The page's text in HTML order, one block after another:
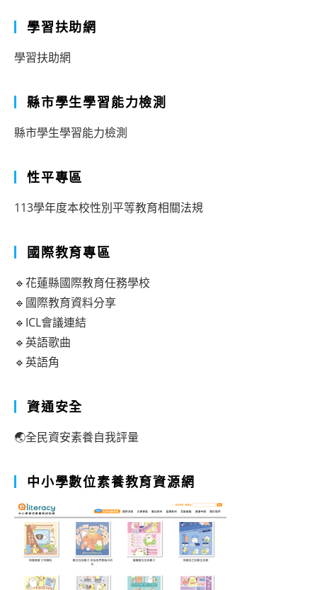
學習扶助網
學習扶助網
縣市學生學習能力檢測
縣市學生學習能力檢測
性平專區
113學年度本校性別平等教育相關法規
國際教育專區
🔹花蓮縣國際教育任務學校
🔹國際教育資料分享
🔹ICL會議連結
🔹英語歌曲
🔹英語角
資通安全
🌏全民資安素養自我評量
中小學數位素養教育資源網